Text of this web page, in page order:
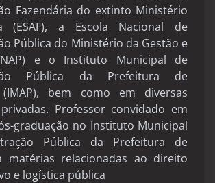
Fazendária do extinto Ministério
(ESAF), a Escola Nacional de
Pública do Ministério da Gestão e
e o Instituto Municipal de
Pública da Prefeitura de
(IMAP), bem como em diversas
Professor convidado em
graduação no Instituto Municipal
Pública da Prefeitura de
matérias relacionadas ao direito
e logística pública